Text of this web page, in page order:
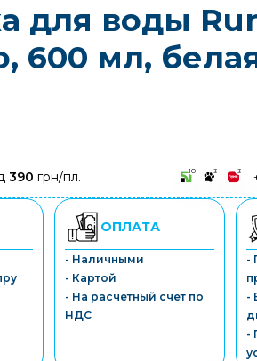
для воды
600 мл,
390 грн/пл. 10 3 3
3-10
3-7
ПУМБ
3-10
3-10
3-10
Sens-
3-10
ОПЛАТА
- Наличными
- Картой
- На расчетный счет по
НДС
-
-
-